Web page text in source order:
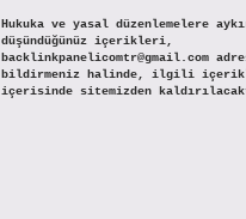
Hukuka ve yasal düzenlemelere
düşündüğünüz içerikleri,
backlinkpanelicomtr@gmail.com
bildirmeniz halinde, ilgili
içerisinde sitemizden